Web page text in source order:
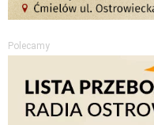
Polecamy